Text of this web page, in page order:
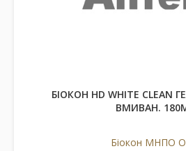
БІОКОН HD WHITE CLEAN
ВМИВАН.
Біокон МНПО